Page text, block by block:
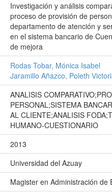
Investigación y análisis
proceso de provisión de
departamento de atención y
en el sistema bancario de
de mejora
Rodas Tobar, Mónica Isabel
Jaramillo Añazco, Poleth
ANALISIS
PERSONAL;SISTEMA
AL CLIENTE;ANALISIS
HUMANO-CUESTIONARIO
2013
Universidad del Azuay
Magister en Administración de